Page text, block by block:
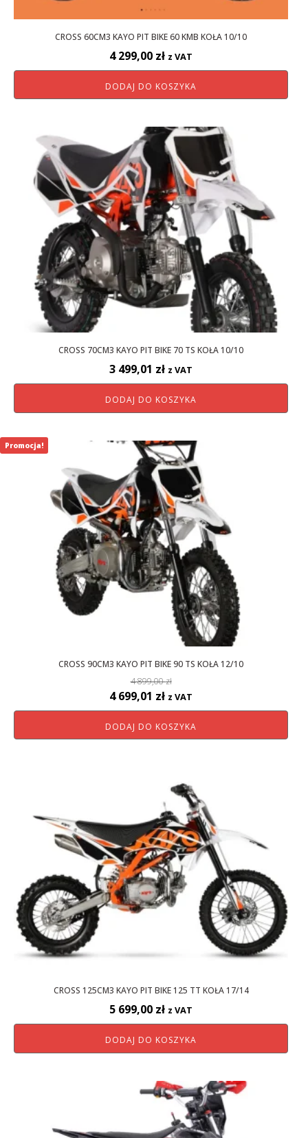
CROSS 60CM3 KAYO PIT BIKE 60 KMB KOŁA 10/10
4 299,00 zł z VAT
DODAJ DO KOSZYKA
CROSS 70CM3 KAYO PIT BIKE 70 TS KOŁA 10/10
3 499,01 zł z VAT
DODAJ DO KOSZYKA
CROSS 90CM3 KAYO PIT BIKE 90 TS KOŁA 12/10
4 899,00zł
Pierwotna
cena
wynosiła:
4 699,01 złAktualna
cena
wynosi:
z VAT
DODAJ DO KOSZYKA
Promocja!
CROSS 125CM3 KAYO PIT BIKE 125 TT KOŁA 17/14
5 699,00 zł z VAT
DODAJ DO KOSZYKA